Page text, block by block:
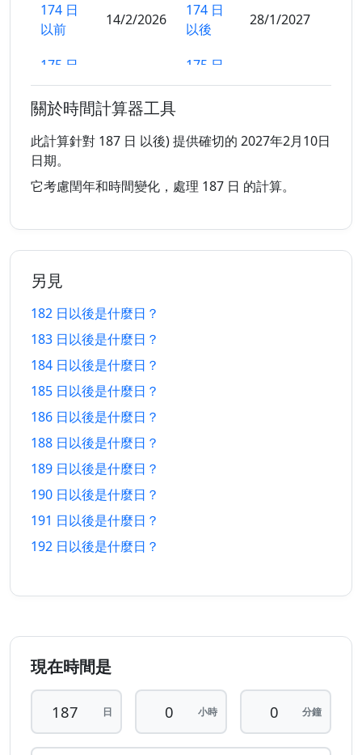
174 日
以前
14/2/2026
174 日
以後
28/1/2027
175 日
以前
175 日
以後
176 日
以前
以後
以前
11/2/2026
以後
31/1/2027
178 日
以前
178 日
以後
179 日
以前
180 日
以前
8/2/2026
181 日
以前
182 日
以前
6/2/2026
183 日
以前
5/2/2026
以前
以後
186 日
以前
2/2/2026
以後
以前
1/2/2026
以後
10/2/2027
關於時間計算器工具
此計算針對 187 日 以後) 提供確切的 2027年2月10日
日期。
它考慮閏年和時間變化，處理 187 日 的計算。
另見
182 日以後是什麼日？
183 日以後是什麼日？
184 日以後是什麼日？
185 日以後是什麼日？
186 日以後是什麼日？
188 日以後是什麼日？
189 日以後是什麼日？
190 日以後是什麼日？
191 日以後是什麼日？
192 日以後是什麼日？
現在時間是
日 小時 分鐘